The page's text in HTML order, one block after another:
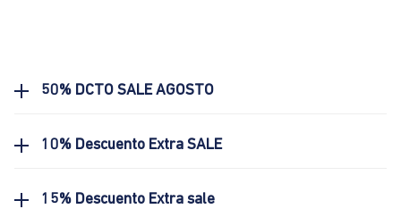
50% DCTO SALE AGOSTO
10% Descuento Extra SALE
15% Descuento Extra sale